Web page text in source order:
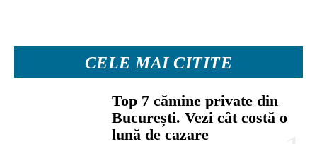
CELE MAI CITITE
Top 7 cămine private din
București. Vezi cât costă o
lună de cazare